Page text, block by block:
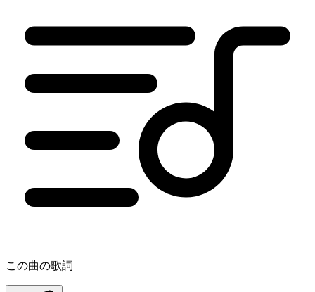
この曲の歌詞